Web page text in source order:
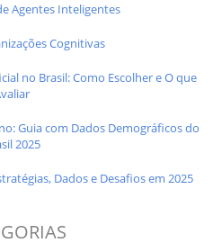
Agentes Inteligentes
Cognitivas
no Brasil: Como Escolher e O que
Guia com Dados Demográficos do
2025
Dados e Desafios em 2025